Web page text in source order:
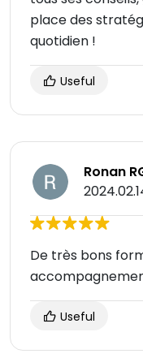
place des
quotidien !
Useful
Ronan
De très bons
Useful